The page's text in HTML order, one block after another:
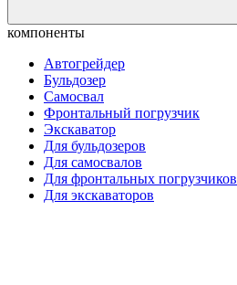
компоненты
Автогрейдер
Бульдозер
Самосвал
Фронтальный погрузчик
Экскаватор
Для бульдозеров
Для самосвалов
Для фронтальных погрузчиков
Для экскаваторов